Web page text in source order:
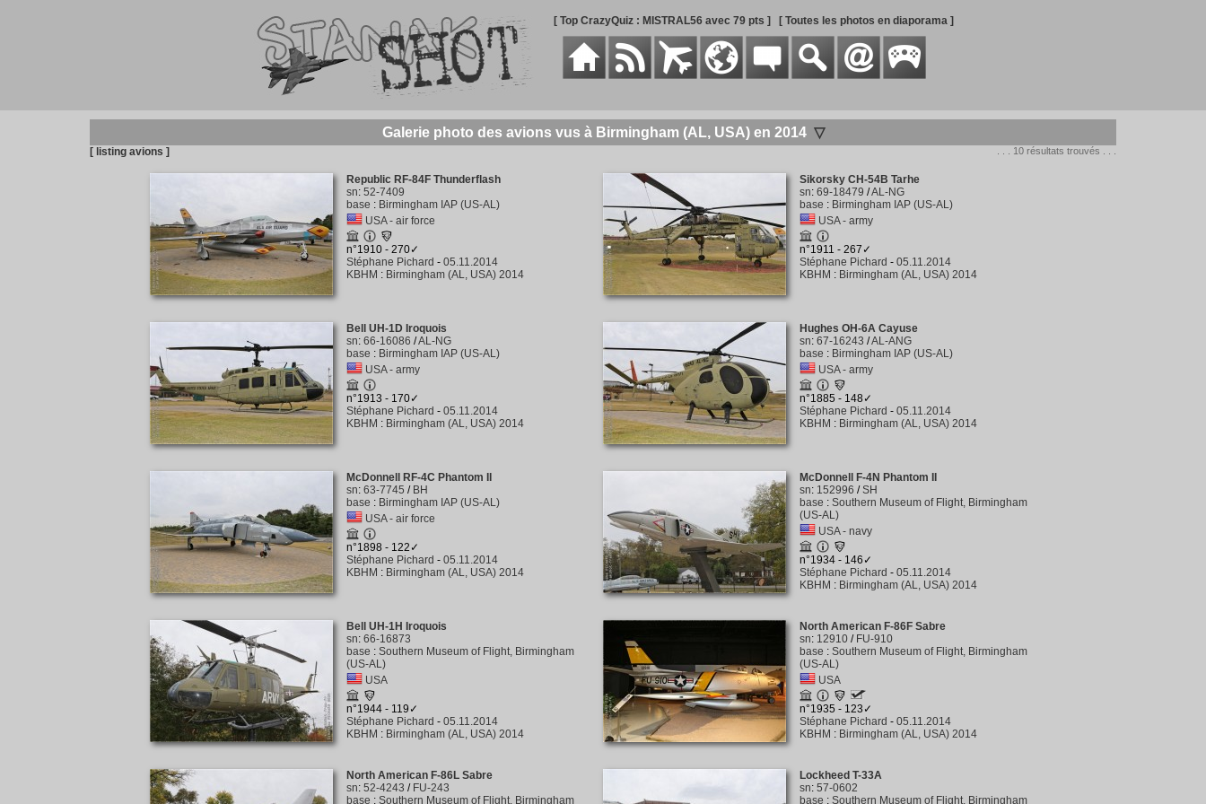
[ Top CrazyQuiz : MISTRAL56 avec 79 pts ] [ Toutes les photos en diaporama ]
Galerie photo des avions vus à Birmingham (AL, USA) en 2014▽
[ listing avions ] . . . 10 résultats trouvés . . .
Republic RF-84F Thunderflash
sn: 52-7409
base : Birmingham IAP (US-AL)
USA - air force
n°1910 - 270✓
Stéphane Pichard - 05.11.2014
KBHM : Birmingham (AL, USA) 2014
Sikorsky CH-54B Tarhe
sn: 69-18479 /AL-NG
base : Birmingham IAP (US-AL)
USA - army
n°1911 - 267✓
Stéphane Pichard - 05.11.2014
KBHM : Birmingham (AL, USA) 2014
Bell UH-1D Iroquois
sn: 66-16086 /AL-NG
base : Birmingham IAP (US-AL)
USA - army
n°1913 - 170✓
Stéphane Pichard - 05.11.2014
KBHM : Birmingham (AL, USA) 2014
Hughes OH-6A Cayuse
sn: 67-16243 /AL-ANG
base : Birmingham IAP (US-AL)
USA - army
n°1885 - 148✓
Stéphane Pichard - 05.11.2014
KBHM : Birmingham (AL, USA) 2014
McDonnell RF-4C Phantom II
sn: 63-7745 / BH
base : Birmingham IAP (US-AL)
USA - air force
n°1898 - 122✓
Stéphane Pichard - 05.11.2014
KBHM : Birmingham (AL, USA) 2014
McDonnell F-4N Phantom II
sn: 152996 /SH
base : Southern Museum of Flight, Birmingham
(US-AL)
USA - navy
n°1934 - 146✓
Stéphane Pichard - 05.11.2014
KBHM : Birmingham (AL, USA) 2014
Bell UH-1H Iroquois
sn: 66-16873
base : Southern Museum of Flight, Birmingham
(US-AL)
USA
n°1944 - 119✓
Stéphane Pichard - 05.11.2014
KBHM : Birmingham (AL, USA) 2014
North American F-86F Sabre
sn: 12910 / FU-910
base : Southern Museum of Flight, Birmingham
(US-AL)
USA
n°1935 - 123✓
Stéphane Pichard - 05.11.2014
KBHM : Birmingham (AL, USA) 2014
North American F-86L Sabre
sn: 52-4243 / FU-243
base : Southern Museum of Flight, Birmingham
Lockheed T-33A
sn: 57-0602
base : Southern Museum of Flight, Birmingham